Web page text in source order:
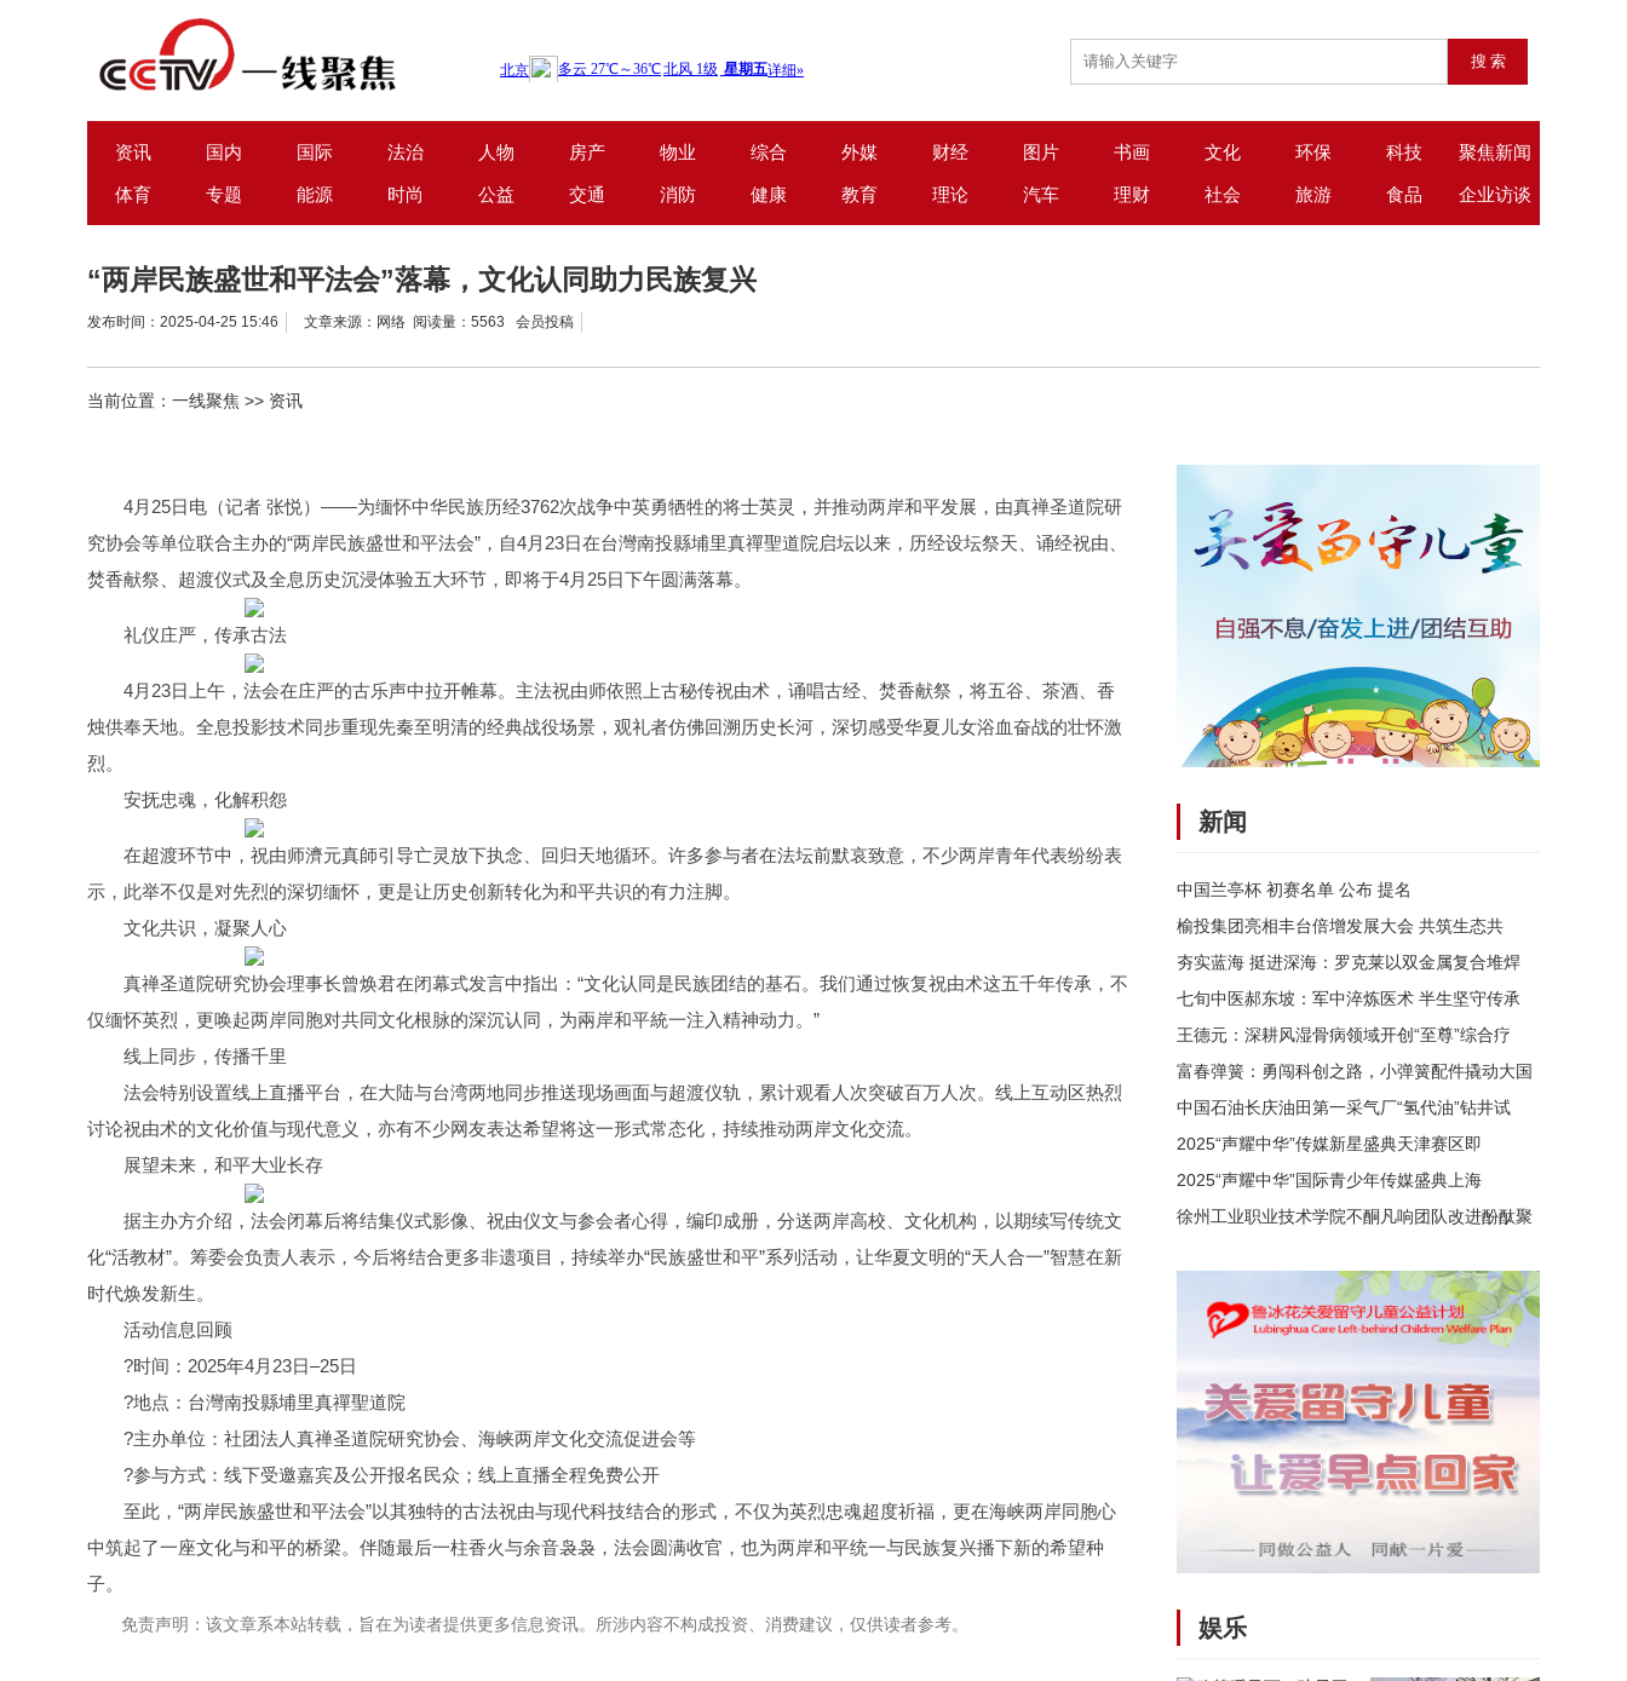
资讯 国内 国际 法治 人物 房产 物业 综合 外媒 财经 图片 书画 文化 环保 科技 聚焦新闻
体育 专题 能源 时尚 公益 交通 消防 健康 教育 理论 汽车 理财 社会 旅游 食品 企业访谈
“两岸民族盛世和平法会”落幕，文化认同助力民族复兴
发布时间：2025-04-25 15:46 文章来源：网络 阅读量：5563 会员投稿
当前位置： 一线聚焦 >> 资讯
4月25日电（记者 张悦）——为缅怀中华民族历经3762次战争中英勇牺牲的将士英灵，并推动两岸和平发展，由真禅圣道院研
究协会等单位联合主办的“两岸民族盛世和平法会”，自4月23日在台灣南投縣埔里真禪聖道院启坛以来，历经设坛祭天、诵经祝由、
焚香献祭、超渡仪式及全息历史沉浸体验五大环节，即将于4月25日下午圆满落幕。
礼仪庄严，传承古法
4月23日上午，法会在庄严的古乐声中拉开帷幕。主法祝由师依照上古秘传祝由术，诵唱古经、焚香献祭，将五谷、茶酒、香
烛供奉天地。全息投影技术同步重现先秦至明清的经典战役场景，观礼者仿佛回溯历史长河，深切感受华夏儿女浴血奋战的壮怀激
烈。
安抚忠魂，化解积怨
在超渡环节中，祝由师濟元真師引导亡灵放下执念、回归天地循环。许多参与者在法坛前默哀致意，不少两岸青年代表纷纷表
示，此举不仅是对先烈的深切缅怀，更是让历史创新转化为和平共识的有力注脚。
文化共识，凝聚人心
真禅圣道院研究协会理事长曾焕君在闭幕式发言中指出：“文化认同是民族团结的基石。我们通过恢复祝由术这五千年传承，不
仅缅怀英烈，更唤起两岸同胞对共同文化根脉的深沉认同，为兩岸和平統一注入精神动力。”
线上同步，传播千里
法会特别设置线上直播平台，在大陆与台湾两地同步推送现场画面与超渡仪轨，累计观看人次突破百万人次。线上互动区热烈
讨论祝由术的文化价值与现代意义，亦有不少网友表达希望将这一形式常态化，持续推动两岸文化交流。
展望未来，和平大业长存
据主办方介绍，法会闭幕后将结集仪式影像、祝由仪文与参会者心得，编印成册，分送两岸高校、文化机构，以期续写传统文
化“活教材”。筹委会负责人表示，今后将结合更多非遗项目，持续举办“民族盛世和平”系列活动，让华夏文明的“天人合一”智慧在新
时代焕发新生。
活动信息回顾
?时间：2025年4月23日–25日
?地点：台灣南投縣埔里真禪聖道院
?主办单位：社团法人真禅圣道院研究协会、海峡两岸文化交流促进会等
?参与方式：线下受邀嘉宾及公开报名民众；线上直播全程免费公开
至此，“两岸民族盛世和平法会”以其独特的古法祝由与现代科技结合的形式，不仅为英烈忠魂超度祈福，更在海峡两岸同胞心
中筑起了一座文化与和平的桥梁。伴随最后一柱香火与余音袅袅，法会圆满收官，也为两岸和平统一与民族复兴播下新的希望种
子。
免责声明：该文章系本站转载，旨在为读者提供更多信息资讯。所涉内容不构成投资、消费建议，仅供读者参考。
新闻
中国兰亭杯 初赛名单 公布 提名
榆投集团亮相丰台倍增发展大会 共筑生态共
夯实蓝海 挺进深海：罗克莱以双金属复合堆焊
七旬中医郝东坡：军中淬炼医术 半生坚守传承
王德元：深耕风湿骨病领域开创“至尊”综合疗
富春弹簧：勇闯科创之路，小弹簧配件撬动大国
中国石油长庆油田第一采气厂“氢代油”钻井试
2025“声耀中华”传媒新星盛典天津赛区即
2025“声耀中华”国际青少年传媒盛典上海
徐州工业职业技术学院不酮凡响团队改进酚酞聚
娱乐